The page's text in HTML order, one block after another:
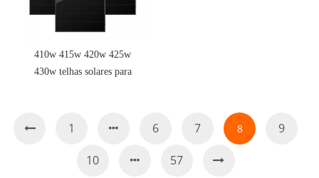
410w 415w 420w 425w
430w telhas solares para
1 6 7 8 9
10 57